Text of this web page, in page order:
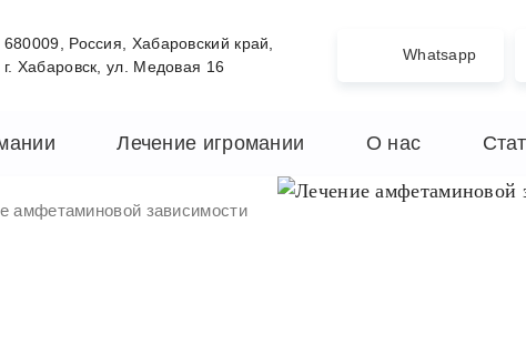
680009, Россия, Хабаровский край,
г. Хабаровск, ул. Медовая 16
Whatsapp
Лечение игромании О нас
амфетаминовой зависимости